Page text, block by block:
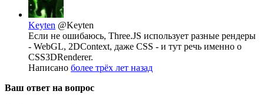
Keyten @Keyten
Если не ошибаюсь, Three.JS использует разные рендеры
- WebGL, 2DContext, даже CSS - и тут речь именно о
CSS3DRenderer.
Написано более трёх лет назад
Ваш ответ на вопрос